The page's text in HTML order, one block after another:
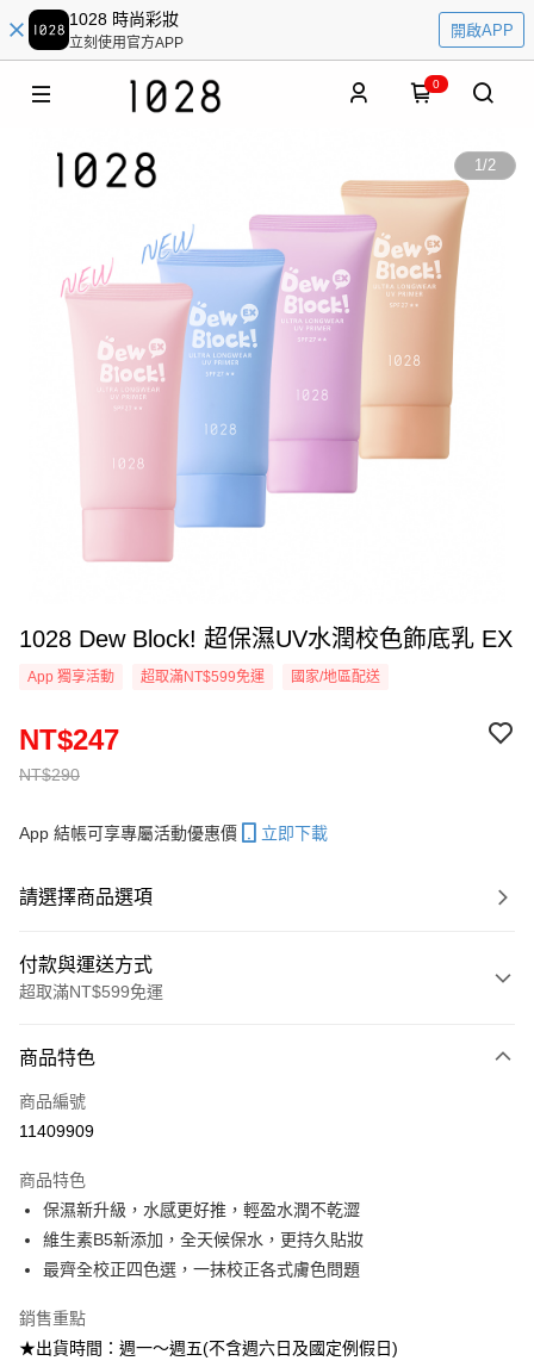
1028 時尚彩妝
立刻使用官方APP
開啟APP
0
1/2
1028 Dew Block! 超保濕UV水潤校色飾底乳 EX
App 獨享活動 超取滿NT$599免運 國家/地區配送
NT$290
NT$247
App 結帳可享專屬活動優惠價 立即下載
請選擇商品選項
付款與運送方式
超取滿NT$599免運
信用卡一次付款
超商取貨付款
Apple Pay
悠遊付
全盈+PAY
商品特色
商品編號
11409909
商品特色
保濕新升級，水感更好推，輕盈水潤不乾澀
維生素B5新添加，全天候保水，更持久貼妝
最齊全校正四色選，一抹校正各式膚色問題
銷售重點
★出貨時間：週一～週五(不含週六日及國定例假日)